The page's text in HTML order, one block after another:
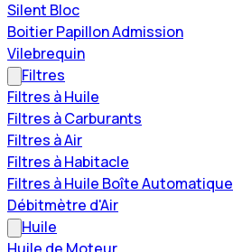
Silent Bloc
Boitier Papillon Admission
Vilebrequin
Filtres
Filtres à Huile
Filtres à Carburants
Filtres à Air
Filtres à Habitacle
Filtres à Huile Boîte Automatique
Débitmètre d'Air
Huile